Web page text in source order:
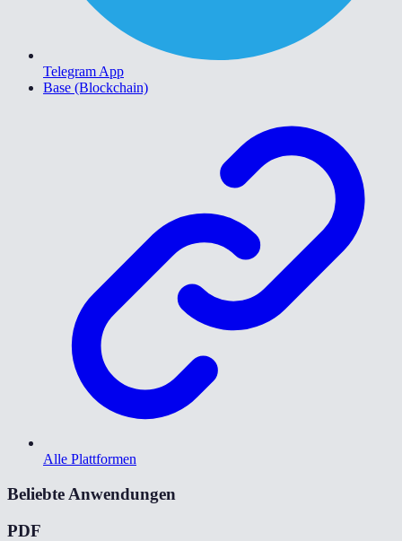
Telegram App
Base (Blockchain)
Alle Plattformen
Beliebte Anwendungen
PDF